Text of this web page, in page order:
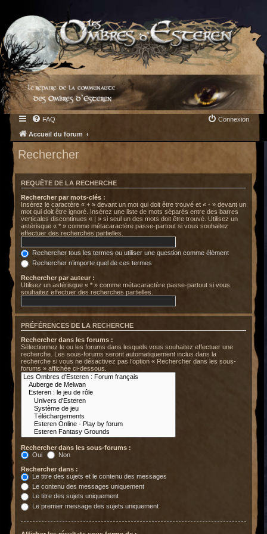
FAQ Connexion
Accueil du forum
Rechercher
REQUÊTE DE LA RECHERCHE
Rechercher par mots-clés :
Insérez le caractère « + » devant un mot qui doit être trouvé et « - » devant un
mot qui doit être ignoré. Insérez une liste de mots séparés entre des barres
verticales discontinues « | » si seul un des mots doit être trouvé. Utilisez un
astérisque « * » comme métacaractère passe-partout si vous souhaitez
effectuer des recherches partielles.
Rechercher tous les termes ou utiliser une question comme élément
Rechercher n’importe quel de ces termes
Rechercher par auteur :
Utilisez un astérisque « * » comme métacaractère passe-partout si vous
souhaitez effectuer des recherches partielles.
PRÉFÉRENCES DE LA RECHERCHE
Rechercher dans les forums :
Sélectionnez le ou les forums dans lesquels vous souhaitez effectuer une
recherche. Les sous-forums seront automatiquement inclus dans la
recherche si vous ne désactivez pas l’option « Rechercher dans les sous-
forums » affichée ci-dessous.
Rechercher dans les sous-forums :
Oui
Non
Rechercher dans :
Le titre des sujets et le contenu des messages
Le contenu des messages uniquement
Le titre des sujets uniquement
Le premier message des sujets uniquement